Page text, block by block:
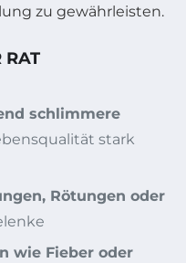
zu gewährleisten.
RAT
schlimmere
stark
Rötungen oder
wie Fieber oder